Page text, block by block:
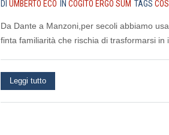
DI UMBERTO ECO IN COGITO ERGO SUM TAGS
Da Dante a Manzoni,per secoli abbiamo
finta familiarità che rischia di trasformarsi in
Leggi tutto